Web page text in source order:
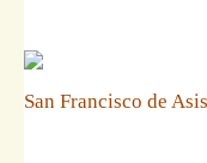
San Francisco de